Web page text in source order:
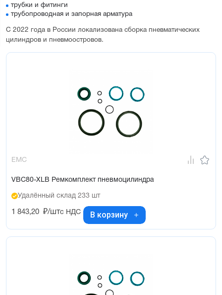
трубки и фитинги
трубопроводная и запорная арматура
С 2022 года в России локализована сборка пневматических
цилиндров и пневмоостровов.
EMC
VBC80-XLB Ремкомплект пневмоцилиндра
Удалённый склад 233 шт
1 843,20 ₽/штс НДС В корзину